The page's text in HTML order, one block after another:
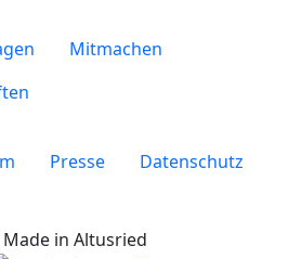
Mitmachen
Presse
Datenschutz
in Altusried